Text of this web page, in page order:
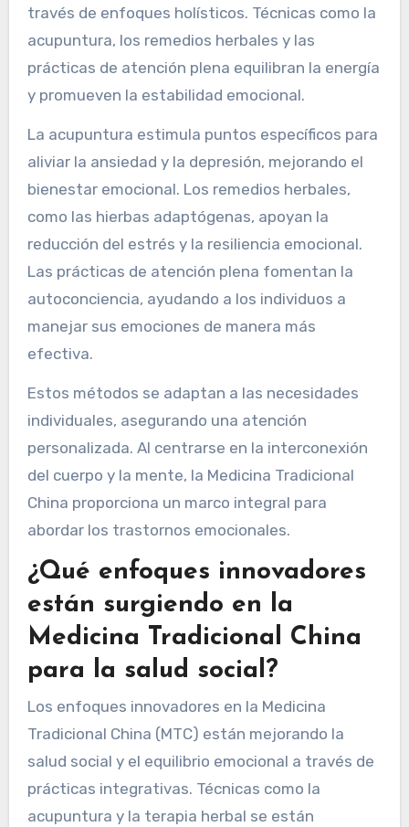
través de enfoques holísticos. Técnicas como la
acupuntura, los remedios herbales y las
prácticas de atención plena equilibran la energía
y promueven la estabilidad emocional.
La acupuntura estimula puntos específicos para
aliviar la ansiedad y la depresión, mejorando el
bienestar emocional. Los remedios herbales,
como las hierbas adaptógenas, apoyan la
reducción del estrés y la resiliencia emocional.
Las prácticas de atención plena fomentan la
autoconciencia, ayudando a los individuos a
manejar sus emociones de manera más
efectiva.
Estos métodos se adaptan a las necesidades
individuales, asegurando una atención
personalizada. Al centrarse en la interconexión
del cuerpo y la mente, la Medicina Tradicional
China proporciona un marco integral para
abordar los trastornos emocionales.
¿Qué enfoques innovadores
están surgiendo en la
Medicina Tradicional China
para la salud social?
Los enfoques innovadores en la Medicina
Tradicional China (MTC) están mejorando la
salud social y el equilibrio emocional a través de
prácticas integrativas. Técnicas como la
acupuntura y la terapia herbal se están